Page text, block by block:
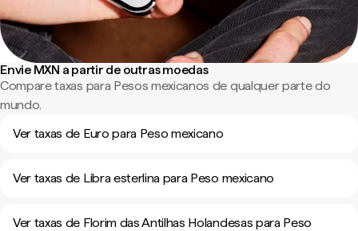
Envie MXN a partir de outras moedas
Compare taxas para Pesos mexicanos de qualquer parte do
mundo.
Ver taxas de Euro para Peso mexicano
Ver taxas de Libra esterlina para Peso mexicano
Ver taxas de Florim das Antilhas Holandesas para Peso